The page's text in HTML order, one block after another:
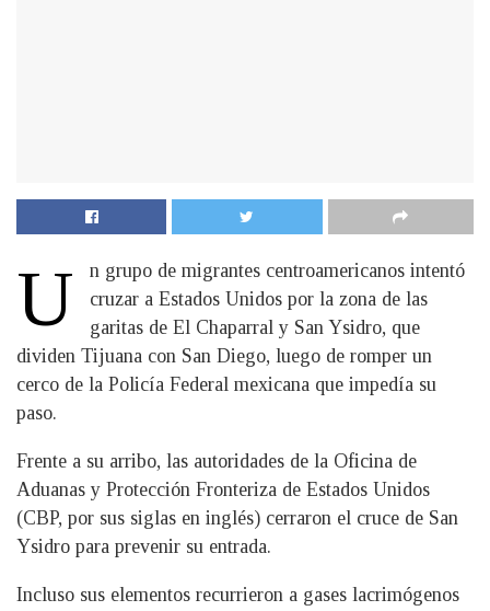
U
n grupo de migrantes centroamericanos intentó
cruzar a Estados Unidos por la zona de las
garitas de El Chaparral y San Ysidro, que
dividen Tijuana con San Diego, luego de romper un
cerco de la Policía Federal mexicana que impedía su
paso.
Frente a su arribo, las autoridades de la Oficina de
Aduanas y Protección Fronteriza de Estados Unidos
(CBP, por sus siglas en inglés) cerraron el cruce de San
Ysidro para prevenir su entrada.
Incluso sus elementos recurrieron a gases lacrimógenos